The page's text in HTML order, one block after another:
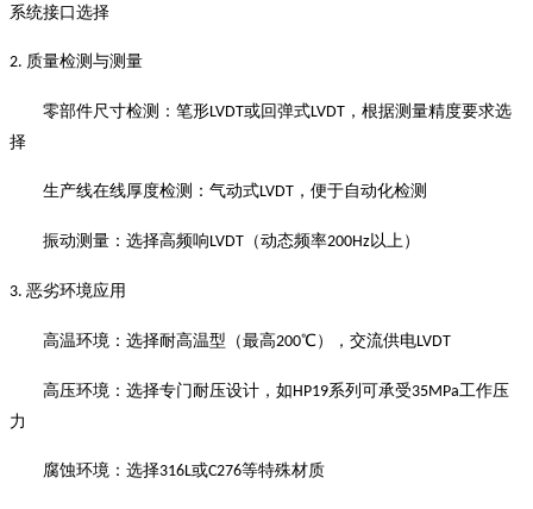
系统接口选择
2. 质量检测与测量
零部件尺寸检测：笔形LVDT或回弹式LVDT ，根据测量精度要求选
择
生产线在线厚度检测：气动式LVDT ，便于自动化检测
振动测量：选择高频响 LVDT （动态频率200Hz以上）
3. 恶劣环境应用
高温环境：选择耐高温型（最高200℃），交流供电LVDT
高压环境：选择专门耐压设计，如 HP19系列可承受35MPa工作压
力
腐蚀环境：选择316L或C276等特殊材质